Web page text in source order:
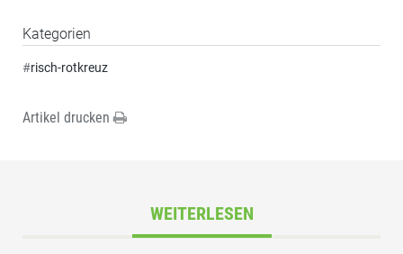
Kategorien
#risch-rotkreuz
Artikel drucken
WEITERLESEN